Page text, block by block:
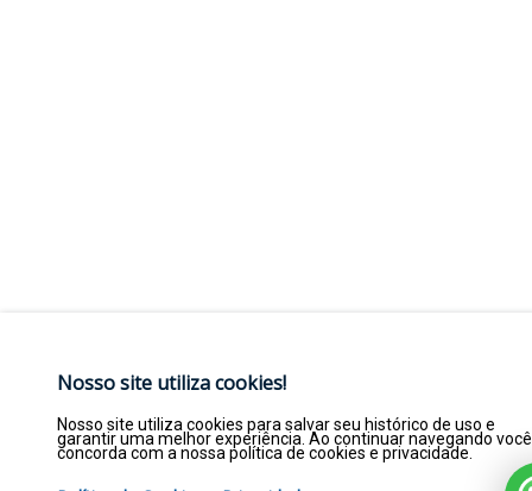
Nosso site utiliza cookies!
Nosso site utiliza cookies para salvar seu histórico de uso e
garantir uma melhor experiência. Ao continuar navegando você
concorda com a nossa política de cookies e privacidade.